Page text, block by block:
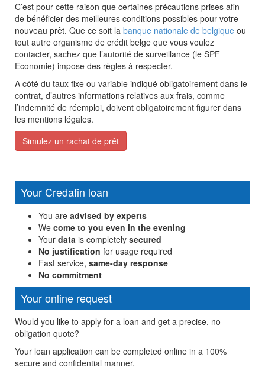
C’est pour cette raison que certaines précautions prises afin
de bénéficier des meilleures conditions possibles pour votre
nouveau prêt. Que ce soit la banque nationale de belgique ou
tout autre organisme de crédit belge que vous voulez
contacter, sachez que l’autorité de surveillance (le SPF
Economie) impose des règles à respecter.
A côté du taux fixe ou variable indiqué obligatoirement dans le
contrat, d’autres informations relatives aux frais, comme
l’indemnité de réemploi, doivent obligatoirement figurer dans
les mentions légales.
Simulez un rachat de prêt
Your Credafin loan
You are advised by experts
We come to you even in the evening
Your data is completely secured
No justification for usage required
Fast service, same-day response
No commitment
Your online request
Would you like to apply for a loan and get a precise, no-
obligation quote?
Your loan application can be completed online in a 100%
secure and confidential manner.